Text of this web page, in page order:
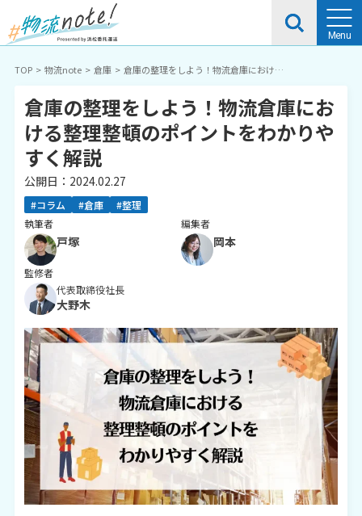
TOP 物流note 倉庫
倉庫の整理をしよう！物流倉庫における
倉庫の整理をしよう！物流倉庫にお
ける整理整頓のポイントをわかりや
すく解説
公開日： 2024.02.27
#コラム #倉庫
#整理
執筆者
戸塚
編集者
岡本
監修者
代表取締役社長
大野木